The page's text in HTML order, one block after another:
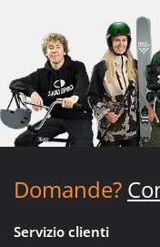
Domande?
Servizio clienti